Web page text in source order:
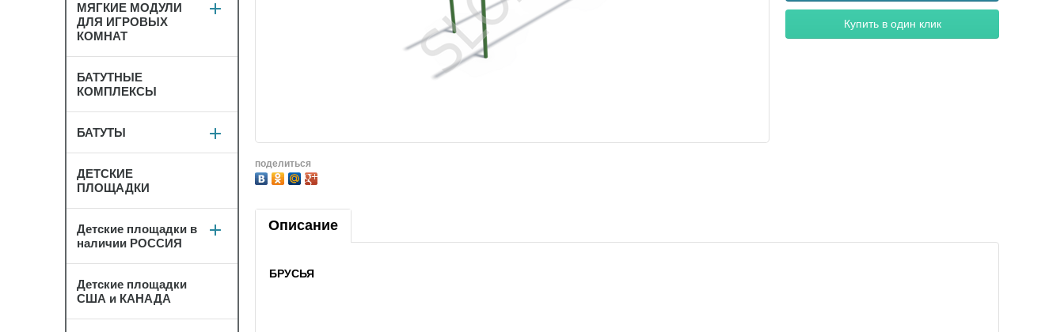
поделиться
Купить в один клик
Описание
БРУСЬЯ
МЯГКИЕ МОДУЛИ
ДЛЯ ИГРОВЫХ
КОМНАТ
БАТУТНЫЕ
КОМПЛЕКСЫ
БАТУТЫ
ДЕТСКИЕ
ПЛОЩАДКИ
Детские площадки в
наличии РОССИЯ
Детские площадки
США и КАНАДА